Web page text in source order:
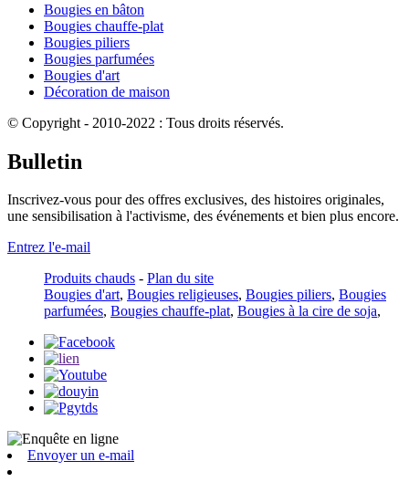
Bougies en bâton
Bougies chauffe-plat
Bougies piliers
Bougies parfumées
Bougies d'art
Décoration de maison
© Copyright - 2010-2022 : Tous droits réservés.
Bulletin
Inscrivez-vous pour des offres exclusives, des histoires originales,
une sensibilisation à l'activisme, des événements et bien plus encore.
Entrez l'e-mail
Produits chauds - Plan du site
Bougies d'art, Bougies religieuses, Bougies piliers, Bougies
parfumées, Bougies chauffe-plat, Bougies à la cire de soja,
Envoyer un e-mail